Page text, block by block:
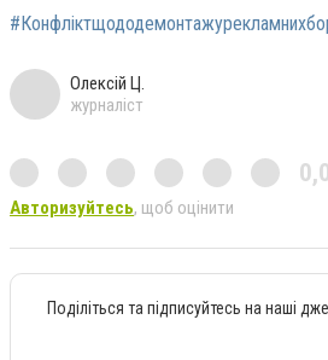
Олексій Ц.
журналіст
Авторизуйтесь, щоб оцінити
Поділіться та підписуйтесь на наші